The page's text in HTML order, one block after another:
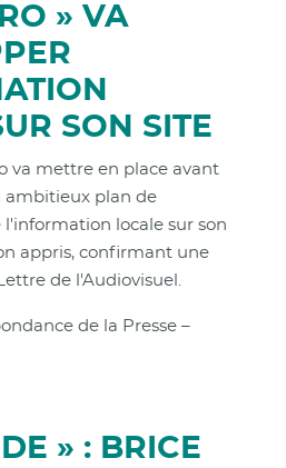
» VA
SON SITE
va mettre en place avant
ambitieux plan de
locale sur son
appris, confirmant une
de l'Audiovisuel.
de la Presse –
» : BRICE